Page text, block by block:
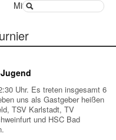
Mitglied werden
Suchbegriffe
Uhr. Es treten insgesamt 6
uns als Gastgeber heißen
TSV Karlstadt, TV
und HSC Bad